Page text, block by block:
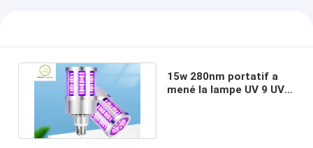
15w 280nm portatif a
mené la lampe UV 9 UVA